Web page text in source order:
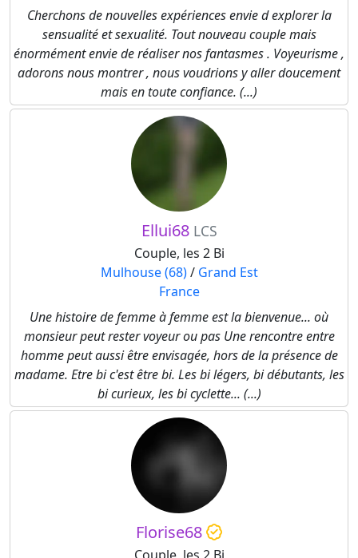
Cherchons de nouvelles expériences envie d explorer la
sensualité et sexualité. Tout nouveau couple mais
énormément envie de réaliser nos fantasmes . Voyeurisme ,
adorons nous montrer , nous voudrions y aller doucement
mais en toute confiance. (...)
Ellui68 LCS
Couple, les 2 Bi
Mulhouse (68)/ Grand Est
France
Une histoire de femme à femme est la bienvenue... où
monsieur peut rester voyeur ou pas Une rencontre entre
homme peut aussi être envisagée, hors de la présence de
madame. Etre bi c'est être bi. Les bi légers, bi débutants, les
bi curieux, les bi cyclette... (...)
Florise68